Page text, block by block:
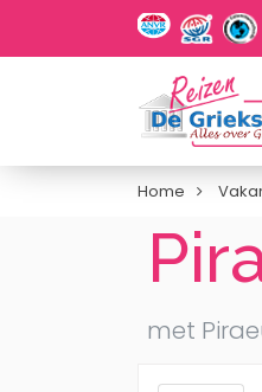
Home
met